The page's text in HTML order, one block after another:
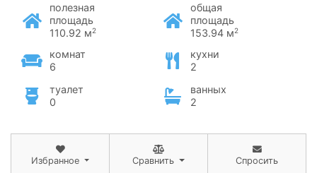
полезная
площадь
110.92 м2
общая
площадь
153.94 м2
комнат
6
кухни
2
туалет
0
ванных
2
Избранное Сравнить Спросить